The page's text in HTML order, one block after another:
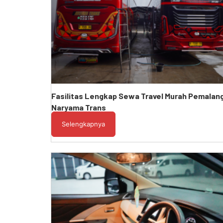
Fasilitas Lengkap Sewa Travel Murah
Naryama Trans
Selengkapnya